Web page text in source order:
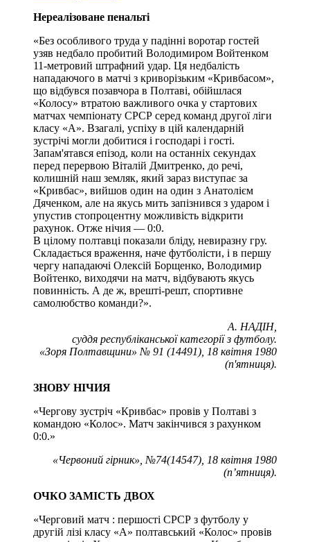
Нереалізоване пенальті
«Без особливого труда у падінні воротар гостей
узяв недбало пробитий Володимиром Войтенком
11-метровий штрафний удар. Ця недбалість
нападаючого в матчі з криворізьким «Кривбасом»,
що відбувся позавчора в Полтаві, обійшлася
«Колосу» втратою важливого очка у стартових
матчах чемпіонату СРСР серед команд другої ліги
класу «А». Взагалі, успіху в цій календарній
зустрічі могли добитися і господарі і гості.
Запам'ятався епізод, коли на останніх секундах
перед перервою Віталій Дмитренко, до речі,
колишній наш земляк, який зараз виступає за
«Кривбас», вийшов один на один з Анатолієм
Дяченком, але на якусь мить запізнився з ударом і
упустив стопроцентну можливість відкрити
рахунок. Отже нічия — 0:0.
В цілому полтавці показали бліду, невиразну гру.
Складається враження, наче футболісти, і в першу
чергу нападаючі Олексій Борщенко, Володимир
Войтенко, виходячи на матч, відбувають якусь
повинність. А де ж, врешті-решт, спортивне
самолюбство команди?».
А. НАДІН,
суддя республіканської категорії з футболу.
«Зоря Полтавщини» № 91 (14491), 18 квітня 1980
(п'ятниця).
ЗНОВУ НІЧИЯ
«Чергову зустріч «Кривбас» провів у Полтаві з
командою «Колос». Матч закінчився з рахунком
0:0.»
«Червоний гірник», №74(14547), 18 квітня 1980
(п’ятниця).
ОЧКО ЗАМІСТЬ ДВОХ
«Черговий матч : першості СРСР з футболу у
другій лізі класу «А» полтавський «Колос» провів